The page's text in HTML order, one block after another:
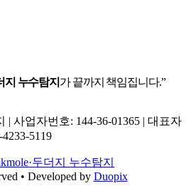
지 누수탐지 가 끝까지 책임집니다.”
사업자번호: 144-36-01365 | 대표자
5119
두더지 누수탐지
• Developed by Duopix